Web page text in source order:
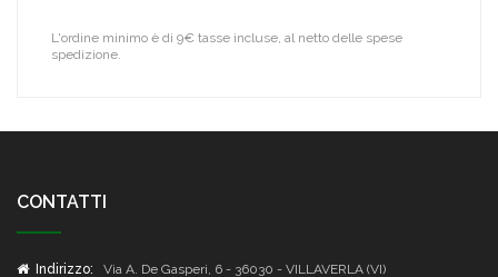
L'ordine minimo è di 9€ tasse incluse, al netto delle spese
spedizione.
CONTATTI
Indirizzo: Via A. De Gasperi, 6 - 36030 - VILLAVERLA (VI)